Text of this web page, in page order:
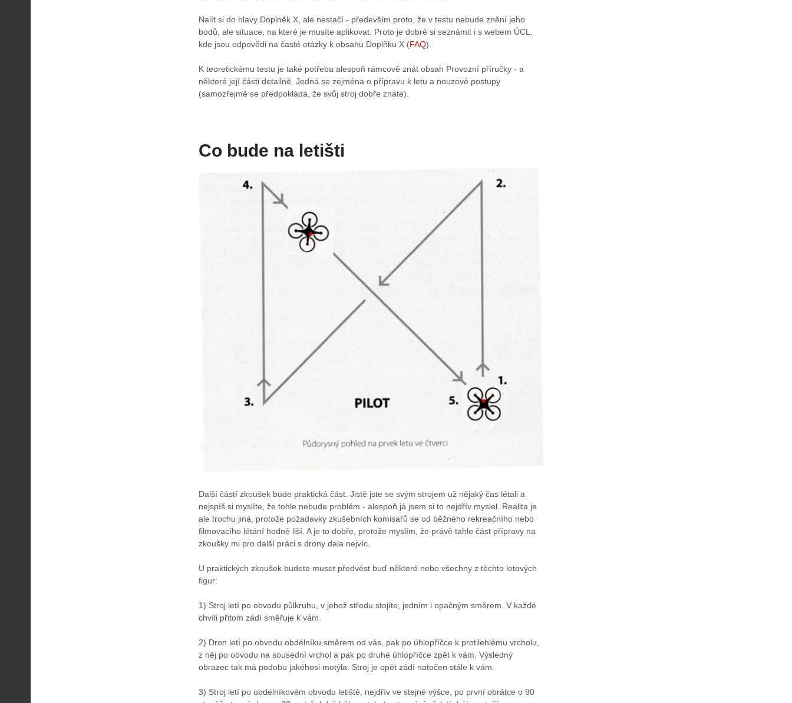
Nalít si do hlavy Doplněk X, ale nestačí - především proto, že v testu nebude znění jeho
bodů, ale situace, na které je musíte aplikovat. Proto je dobré si seznámit i s webem ÚCL,
kde jsou odpovědi na časté otázky k obsahu Doplňku X (FAQ).
K teoretickému testu je také potřeba alespoň rámcově znát obsah Provozní příručky - a
některé její části detailně. Jedná se zejména o přípravu k letu a nouzové postupy
(samozřejmě se předpokládá, že svůj stroj dobře znáte).
Co bude na letišti
Další částí zkoušek bude praktická část. Jistě jste se svým strojem už nějaký čas létali a
nejspíš si myslíte, že tohle nebude problém - alespoň já jsem si to nejdřív myslel. Realita je
ale trochu jiná, protože požadavky zkušebních komisařů se od běžného rekreačního nebo
filmovacího létání hodně liší. A je to dobře, protože myslím, že právě tahle část přípravy na
zkoušky mi pro další práci s drony dala nejvíc.
U praktických zkoušek budete muset předvést buď některé nebo všechny z těchto letových
figur:
1) Stroj letí po obvodu půlkruhu, v jehož středu stojíte, jedním i opačným směrem. V každé
chvíli přitom zádí směřuje k vám.
2) Dron letí po obvodu obdélníku směrem od vás, pak po úhlopříčce k protilehlému vrcholu,
z něj po obvodu na sousední vrchol a pak po druhé úhlopříčce zpět k vám. Výsledný
obrazec tak má podobu jakéhosi motýla. Stroj je opět zádí natočen stále k vám.
3) Stroj letí po obdélníkovém obvodu letiště, nejdřív ve stejné výšce, po první obrátce o 90